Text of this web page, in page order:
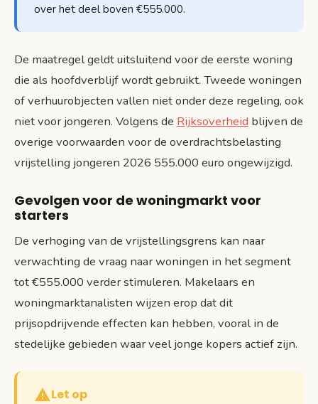
over het deel boven €555.000.
De maatregel geldt uitsluitend voor de eerste woning
die als hoofdverblijf wordt gebruikt. Tweede woningen
of verhuurobjecten vallen niet onder deze regeling, ook
niet voor jongeren. Volgens de Rijksoverheid blijven de
overige voorwaarden voor de overdrachtsbelasting
vrijstelling jongeren 2026 555.000 euro ongewijzigd.
Gevolgen voor de woningmarkt voor
starters
De verhoging van de vrijstellingsgrens kan naar
verwachting de vraag naar woningen in het segment
tot €555.000 verder stimuleren. Makelaars en
woningmarktanalisten wijzen erop dat dit
prijsopdrijvende effecten kan hebben, vooral in de
stedelijke gebieden waar veel jonge kopers actief zijn.
Let op